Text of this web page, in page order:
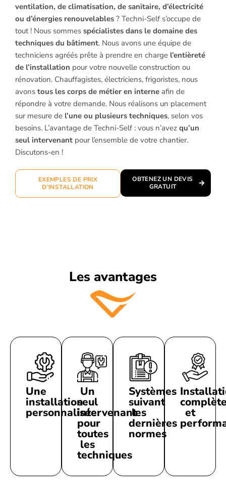
ventilation, de climatisation, de sanitaire, d’électricité
ou d’énergies renouvelables ? Techni-Self s’occupe de
tout ! Nous sommes spécialistes dans le domaine des
techniques du bâtiment. Nous avons une équipe de
techniciens agréés prête à prendre en charge l’entièreté
de l’installation pour votre nouvelle construction ou
rénovation. Chauffagistes, électriciens, frigoristes, nous
avons tous les corps de métier en interne afin de
répondre à votre demande. Nous réalisons un placement
sur mesure de l’une ou plusieurs techniques, selon vos
besoins. L’avantage de Techni-Self : vous n’avez qu’un
seul intervenant pour l’ensemble de votre chantier.
Discutons-en !
EXEMPLES DE PRIX
D’INSTALLATION
OBTENEZ UN DEVIS
GRATUIT
Les avantages
Une
installation
personnalisée
Un
seul
intervenant
pour
toutes
les
techniques
Systèmes
suivant
les
dernières
normes
et